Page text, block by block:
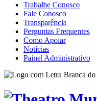
Trabalhe Conosco
Fale Conosco
Transparência
Perguntas Frequentes
Como Apoiar
Notícias
Painel Administrativo